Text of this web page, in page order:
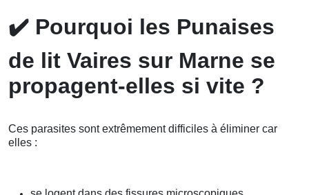
✔️ Pourquoi les Punaises
de lit Vaires sur Marne se
propagent-elles si vite ?
Ces parasites sont extrêmement difficiles à éliminer car
elles :